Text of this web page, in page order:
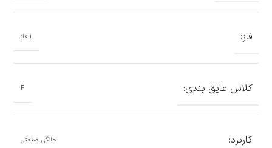
فاز: 1 فاز
کلاس عایق بندی: F
کاربرد: خانگی, صنعتی